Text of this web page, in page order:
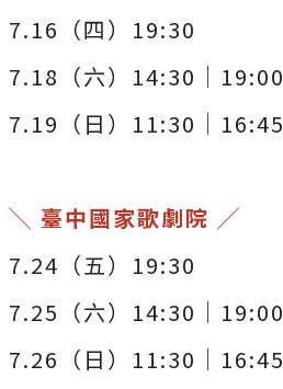
7.16（四）19:30
7.18（六）14:30｜19:00
7.19（日）11:30｜16:45
╲ 臺中國家歌劇院 ╱
7.24（五）19:30
7.25（六）14:30｜19:00
7.26（日）11:30｜16:45